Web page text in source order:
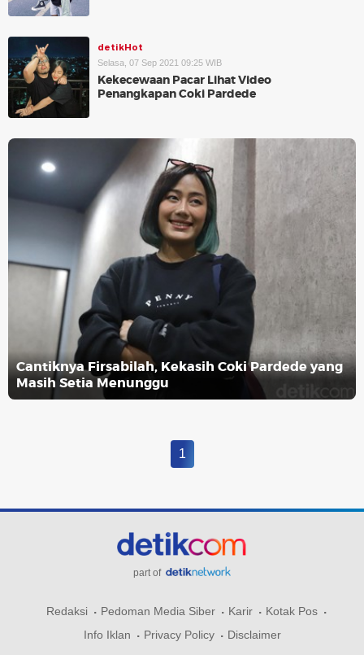
detikHot
Selasa, 07 Sep 2021 09:25 WIB
Kekecewaan Pacar Lihat Video
Penangkapan Coki Pardede
Cantiknya Firsabilah, Kekasih Coki Pardede yang
Masih Setia Menunggu
1
part of
Redaksi Pedoman Media Siber Karir
Kotak Pos
Info Iklan
Privacy Policy Disclaimer